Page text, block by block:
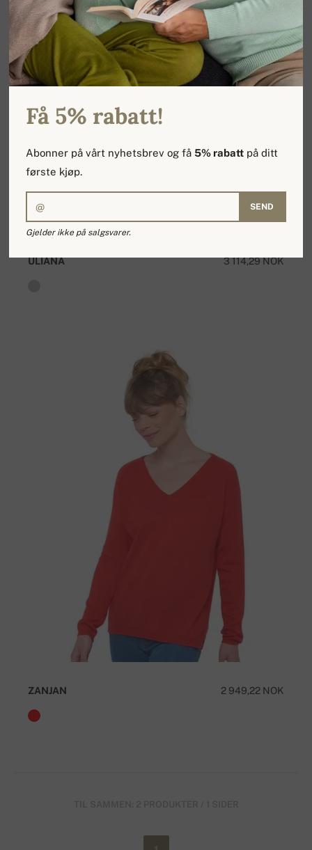
3 114,29 NOK
ULIANA
2 949,22 NOK
ZANJAN
Få 5% rabatt!
Abonner på vårt nyhetsbrev og få5% rabatt på ditt
første kjøp.
SEND
Gjelder ikke på salgsvarer.